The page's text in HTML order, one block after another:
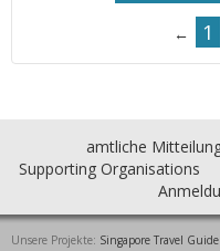
← 1
amtliche
Supporting Organisations
Unsere Projekte: Singapore Travel Guide